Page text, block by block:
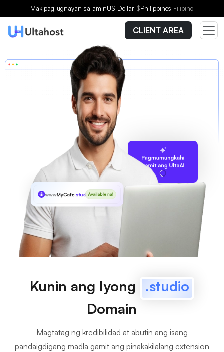
Makipag-ugnayan sa aminUS Dollar $Philippines Filipino
CLIENT AREA
Pagmumungkahi
gamit ang UltaAI
wwwMyCafe.studioAvailable na!
Kunin ang Iyong .studio
Domain
Magtatag ng kredibilidad at abutin ang isang
pandaigdigang madla gamit ang pinakakilalang extension